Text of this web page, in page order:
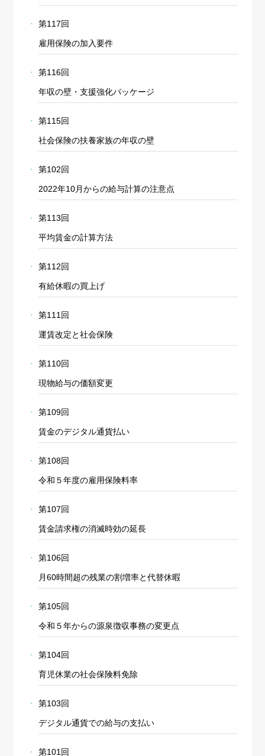
第117回
雇用保険の加入要件
第116回
年収の壁・支援強化パッケージ
第115回
社会保険の扶養家族の年収の壁
第102回
2022年10月からの給与計算の注意点
第113回
平均賃金の計算方法
第112回
有給休暇の買上げ
第111回
運賃改定と社会保険
第110回
現物給与の価額変更
第109回
賃金のデジタル通貨払い
第108回
令和５年度の雇用保険料率
第107回
賃金請求権の消滅時効の延長
第106回
月60時間超の残業の割増率と代替休暇
第105回
令和５年からの源泉徴収事務の変更点
第104回
育児休業の社会保険料免除
第103回
デジタル通貨での給与の支払い
第101回